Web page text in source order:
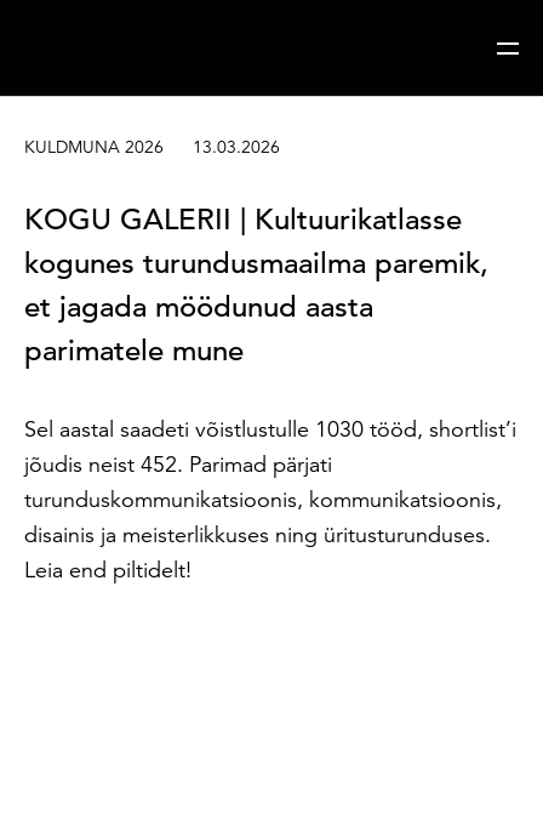
KULDMUNA 2026 13.03.2026
KOGU GALERII | Kultuurikatlasse
kogunes turundusmaailma paremik,
et jagada möödunud aasta
parimatele mune
Sel aastal saadeti võistlustulle 1030 tööd, shortlist’i
jõudis neist 452. Parimad pärjati
turunduskommunikatsioonis, kommunikatsioonis,
disainis ja meisterlikkuses ning üritusturunduses.
Leia end piltidelt!